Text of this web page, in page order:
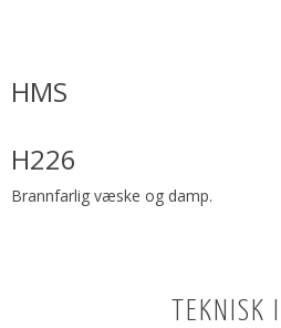
HMS
H226
Brannfarlig væske og damp.
TEKNISK